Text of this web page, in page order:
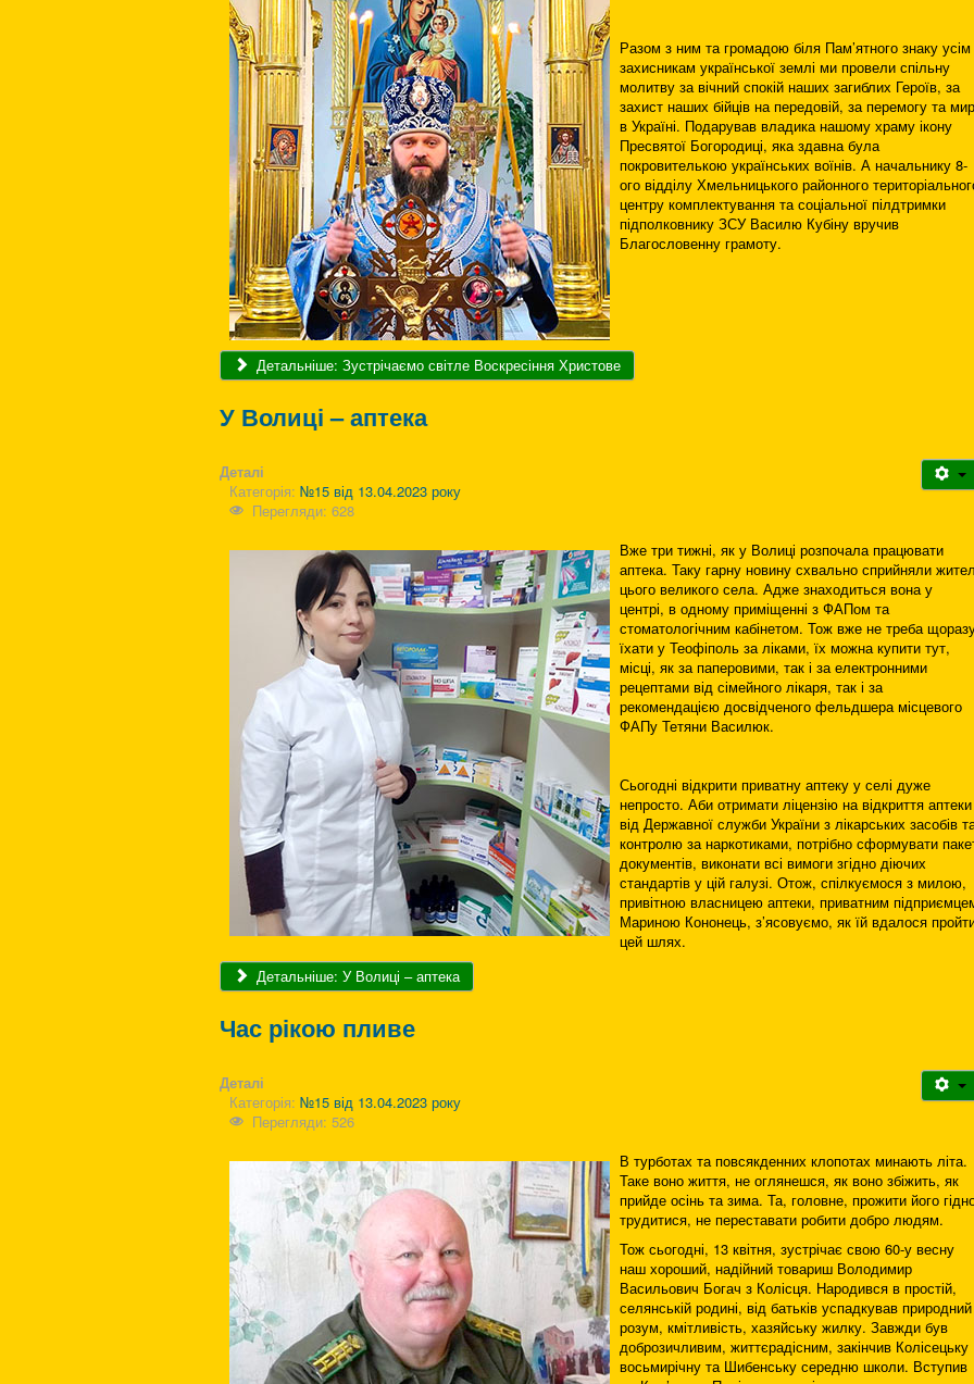
Разом з ним та громадою біля Пам’ятного знаку усім
захисникам української землі ми провели спільну
молитву за вічний спокій наших загиблих Героїв, за
захист наших бійців на передовій, за перемогу та мир
в Україні. Подарував владика нашому храму ікону
Пресвятої Богородиці, яка здавна була
покровителькою українських воїнів. А начальнику 8-
ого відділу Хмельницького районного
центру комплектування та соціальної пілдтримки
підполковнику ЗСУ Василю Кубіну вручив
Благословенну грамоту.
Детальніше: Зустрічаємо світле Воскресіння Христове
У Волиці – аптека
Деталі
Категорія: №15 від 13.04.2023 року
Перегляди: 628
Вже три тижні, як у Волиці розпочала працювати
аптека. Таку гарну новину схвально сприйняли
цього великого села. Адже знаходиться вона у
центрі, в одному приміщенні з ФАПом та
стоматологічним кабінетом. Тож вже не треба
їхати у Теофіполь за ліками, їх можна купити тут,
місці, як за паперовими, так і за електронними
рецептами від сімейного лікаря, так і за
рекомендацією досвідченого фельдшера місцевого
ФАПу Тетяни Василюк.
Сьогодні відкрити приватну аптеку у селі дуже
непросто. Аби отримати ліцензію на відкриття аптеки
від Державної служби України з лікарських засобів
контролю за наркотиками, потрібно сформувати
документів, виконати всі вимоги згідно діючих
стандартів у цій галузі. Отож, спілкуємося з милою,
привітною власницею аптеки, приватним
Мариною Кононець, з’ясовуємо, як їй вдалося
цей шлях.
Детальніше: У Волиці – аптека
Час рікою пливе
Деталі
Категорія: №15 від 13.04.2023 року
Перегляди: 526
В турботах та повсякденних клопотах минають літа.
Таке воно життя, не оглянешся, як воно збіжить, як
прийде осінь та зима. Та, головне, прожити його
трудитися, не переставати робити добро людям.
Тож сьогодні, 13 квітня, зустрічає свою 60-у весну
наш хороший, надійний товариш Володимир
Васильович Богач з Колісця. Народився в простій,
селянській родині, від батьків успадкував природний
розум, кмітливість, хазяйську жилку. Завжди був
доброзичливим, життєрадісним, закінчив Колісецьку
восьмирічну та Шибенську середню школи. Вступив